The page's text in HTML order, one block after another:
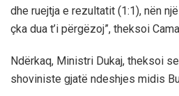
dhe ruejtja e rezultatit (1:1), nën
çka dua t’i përgëzoj”, theksoi
Ndërkaq, Ministri Dukaj, theksoi
shoviniste gjatë ndeshjes midis